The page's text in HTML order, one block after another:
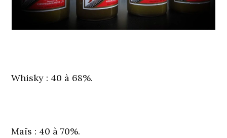
Whisky : 40 à 68%.
Maïs : 40 à 70%.